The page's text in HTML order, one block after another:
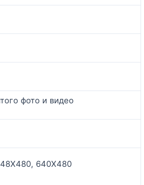
фото и видео
640X480